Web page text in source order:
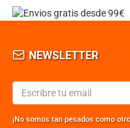
NEWSLETTER
¡No somos tan pesados como